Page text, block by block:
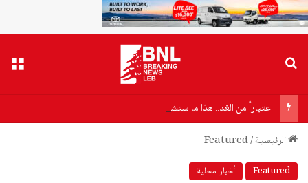
اعتباراً من الغد.. هذا ما ستشهده محلة البويك
الرئيسية/
Featured
Featured أخبار محلية